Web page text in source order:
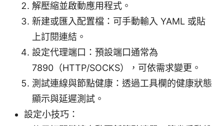
解壓縮並啟動應用程式。
新建或匯入配置檔：可手動輸入 YAML 或貼
上訂閱連結。
設定代理端口：預設端口通常為
7890（HTTP/SOCKS），可依需求變更。
測試連線與節點健康：透過工具欄的健康狀態
顯示與延遲測試。
設定小技巧：